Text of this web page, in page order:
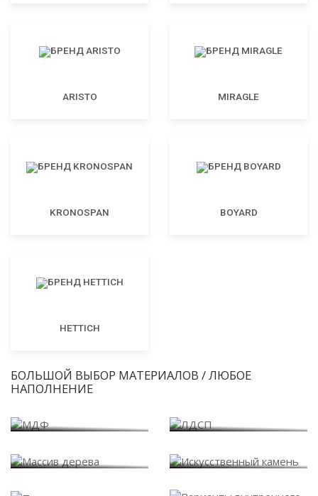
ARISTO MIRAGLE
KRONOSPAN BOYARD
HETTICH
БОЛЬШОЙ ВЫБОР МАТЕРИАЛОВ / ЛЮБОЕ
НАПОЛНЕНИЕ